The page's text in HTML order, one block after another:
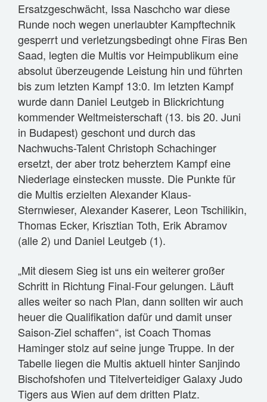
Ersatzgeschwächt, Issa Naschcho war diese
Runde noch wegen unerlaubter Kampftechnik
gesperrt und verletzungsbedingt ohne Firas Ben
Saad, legten die Multis vor Heimpublikum eine
absolut überzeugende Leistung hin und führten
bis zum letzten Kampf 13:0. Im letzten Kampf
wurde dann Daniel Leutgeb in Blickrichtung
kommender Weltmeisterschaft (13. bis 20. Juni
in Budapest) geschont und durch das
Nachwuchs-Talent Christoph Schachinger
ersetzt, der aber trotz beherztem Kampf eine
Niederlage einstecken musste. Die Punkte für
die Multis erzielten Alexander Klaus-
Sternwieser, Alexander Kaserer, Leon Tschilikin,
Thomas Ecker, Krisztian Toth, Erik Abramov
(alle 2) und Daniel Leutgeb (1).
„Mit diesem Sieg ist uns ein weiterer großer
Schritt in Richtung Final-Four gelungen. Läuft
alles weiter so nach Plan, dann sollten wir auch
heuer die Qualifikation dafür und damit unser
Saison-Ziel schaffen“, ist Coach Thomas
Haminger stolz auf seine junge Truppe. In der
Tabelle liegen die Multis aktuell hinter Sanjindo
Bischofshofen und Titelverteidiger Galaxy Judo
Tigers aus Wien auf dem dritten Platz.